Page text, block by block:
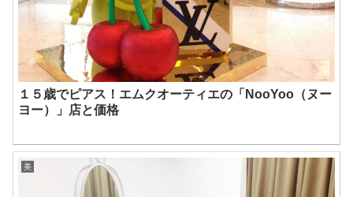
１５歳でピアス！エムクオーティエの「NooYoo（ヌー
ヨー）」店と価格
美